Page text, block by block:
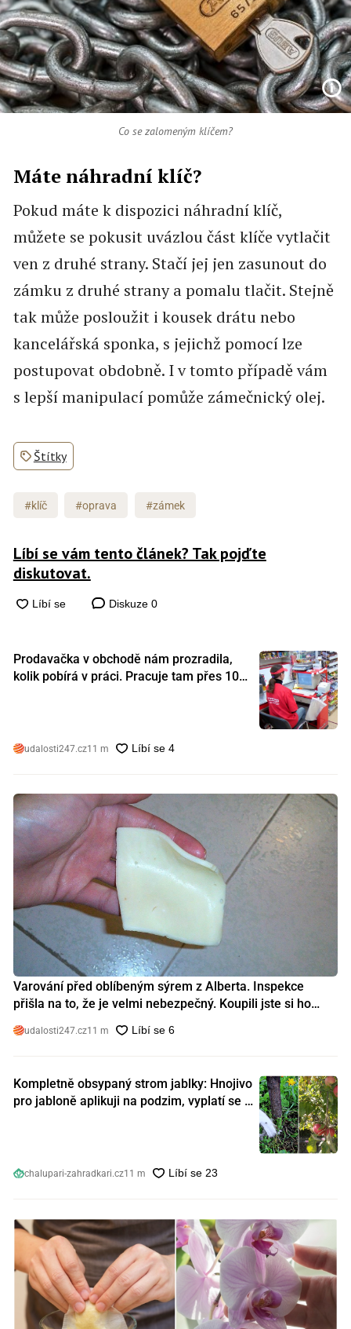
Co se zalomeným klíčem?
Máte náhradní klíč?
Pokud máte k dispozici náhradní klíč,
můžete se pokusit uvázlou část klíče vytlačit
ven z druhé strany. Stačí jej jen zasunout do
zámku z druhé strany a pomalu tlačit. Stejně
tak může posloužit i kousek drátu nebo
kancelářská sponka, s jejichž pomocí lze
postupovat obdobně. I v tomto případě vám
s lepší manipulací pomůže zámečnický olej.
Štítky
#klíč #oprava #zámek
Líbí se vám tento článek? Tak pojďte
diskutovat.
Diskuze 0
Prodavačka v obchodě nám prozradila,
kolik pobírá v práci. Pracuje tam přes 10
udalosti247.cz11 m
Varování před oblíbeným sýrem z Alberta. Inspekce
přišla na to, že je velmi nebezpečný. Koupili jste si ho
udalosti247.cz11 m
Kompletně obsypaný strom jablky: Hnojivo
pro jabloně aplikuji na podzim, vyplatí se s
chalupari-zahradkari.cz11 m